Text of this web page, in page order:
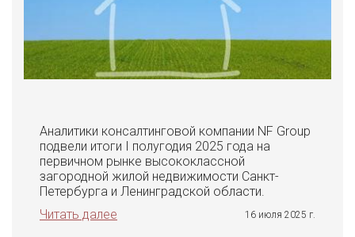
Аналитики консалтинговой компании NF Group
подвели итоги I полугодия 2025 года на
первичном рынке высококлассной
загородной жилой недвижимости Санкт-
Петербурга и Ленинградской области.
Читать далее
16 июля 2025 г.